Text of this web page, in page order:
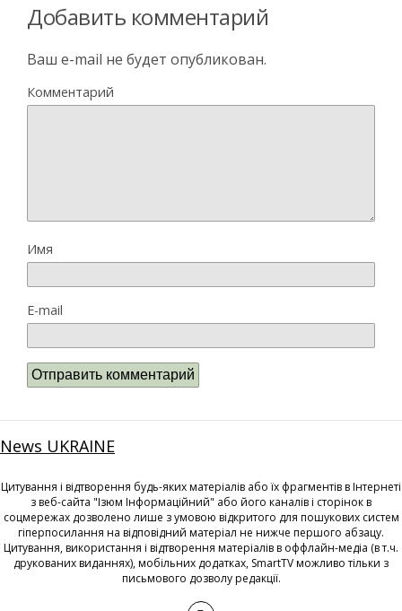
Добавить комментарий
Ваш e-mail не будет опубликован.
Комментарий
Имя
E-mail
News UKRAINE
Цитування і відтворення будь-яких матеріалів або їх фрагментів в Інтернеті
з веб-сайта "Ізюм Інформаційний" або його каналів і сторінок в
соцмережах дозволено лише з умовою відкритого для пошукових систем
гіперпосилання на відповідний матеріал не нижче першого абзацу.
Цитування, використання і відтворення матеріалів в оффлайн-медіа (в т.ч.
друкованих виданнях), мобільних додатках, SmartTV можливо тільки з
письмового дозволу редакції.